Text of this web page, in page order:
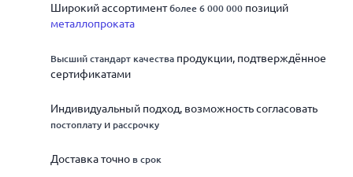
Широкий ассортиментболее 6 000 000 позиций
металлопроката
Высший стандарт качества продукции, подтверждённое
сертификатами
Индивидуальный подход, возможность согласовать
постоплату и рассрочку
Доставка точно в срок